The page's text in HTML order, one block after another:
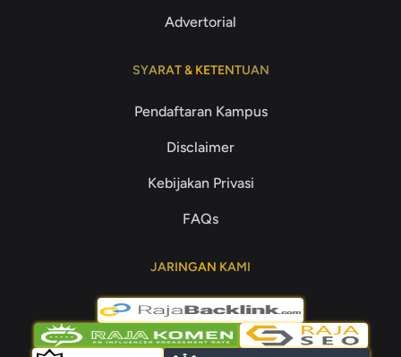
Advertorial
SYARAT & KETENTUAN
Pendaftaran Kampus
Disclaimer
Kebijakan Privasi
FAQs
JARINGAN KAMI